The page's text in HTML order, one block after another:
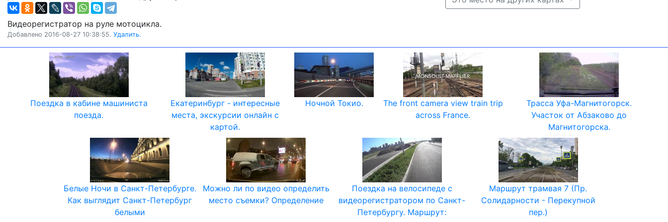
Видеорегистратор на руле мотоцикла.
Добавлено 2016-08-27 10:38:55. Удалить.
Поездка в кабине машиниста
поезда.
Екатеринбург - интересные
места, экскурсии онлайн с
картой.
Ночной Токио.
The front camera view train trip
across France.
Трасса Уфа-Магнитогорск.
Участок от Абзаково до
Магнитогорска.
Белые Ночи в Санкт-Петербурге.
Как выглядит Санкт-Петербург
белыми
Можно ли по видео определить
место съемки? Определение
Поездка на велосипеде с
видеорегистратором по Санкт-
Петербургу. Маршрут:
Маршрут трамвая 7 (Пр.
Солидарности - Перекупной
пер.)